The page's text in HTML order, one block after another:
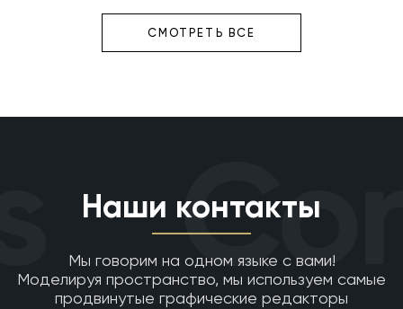
СМОТРЕТЬ ВСЕ
Наши контакты
Мы говорим на одном языке с вами!
Моделируя пространство, мы используем самые
продвинутые графические редакторы